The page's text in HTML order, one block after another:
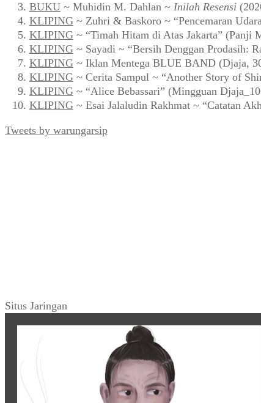
BUKU ~ Muhidin M. Dahlan ~ Inilah Resensi
KLIPING ~ Zuhri & Baskoro ~ “Pencemaran
KLIPING ~ “Timah Hitam di Atas Jakarta” (Panji
KLIPING ~ Sayadi ~ “Bersih Denggan Prodasih:
KLIPING ~ Iklan Mentega BLUE BAND (Djaja,
KLIPING ~ Cerita Sampul ~ “Another Story of
KLIPING ~ “Alice Bebassari” (Mingguan
KLIPING ~ Esai Jalaludin Rakhmat ~ “Catatan
Tweets by warungarsip
Situs Jaringan